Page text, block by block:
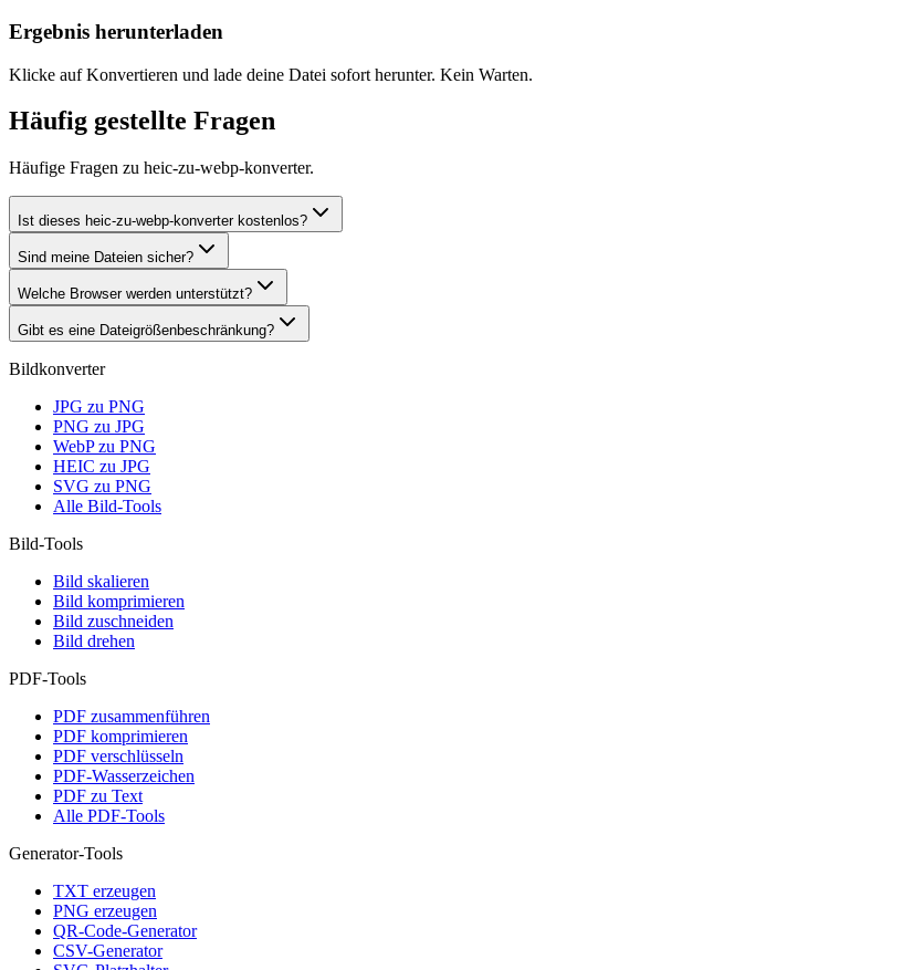
Ergebnis herunterladen
Klicke auf Konvertieren und lade deine Datei sofort herunter. Kein Warten.
Häufig gestellte Fragen
Häufige Fragen zu heic-zu-webp-konverter.
Ist dieses heic-zu-webp-konverter kostenlos?
Sind meine Dateien sicher?
Welche Browser werden unterstützt?
Gibt es eine Dateigrößenbeschränkung?
Bildkonverter
JPG zu PNG
PNG zu JPG
WebP zu PNG
HEIC zu JPG
SVG zu PNG
Alle Bild-Tools
Bild-Tools
Bild skalieren
Bild komprimieren
Bild zuschneiden
Bild drehen
PDF-Tools
PDF zusammenführen
PDF komprimieren
PDF verschlüsseln
PDF-Wasserzeichen
PDF zu Text
Alle PDF-Tools
Generator-Tools
TXT erzeugen
PNG erzeugen
QR-Code-Generator
CSV-Generator